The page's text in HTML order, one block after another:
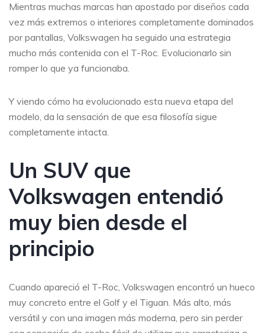
Mientras muchas marcas han apostado por diseños cada
vez más extremos o interiores completamente dominados
por pantallas, Volkswagen ha seguido una estrategia
mucho más contenida con el T-Roc. Evolucionarlo sin
romper lo que ya funcionaba.
Y viendo cómo ha evolucionado esta nueva etapa del
modelo, da la sensación de que esa filosofía sigue
completamente intacta.
Un SUV que
Volkswagen entendió
muy bien desde el
principio
Cuando apareció el T-Roc, Volkswagen encontró un hueco
muy concreto entre el Golf y el Tiguan. Más alto, más
versátil y con una imagen más moderna, pero sin perder